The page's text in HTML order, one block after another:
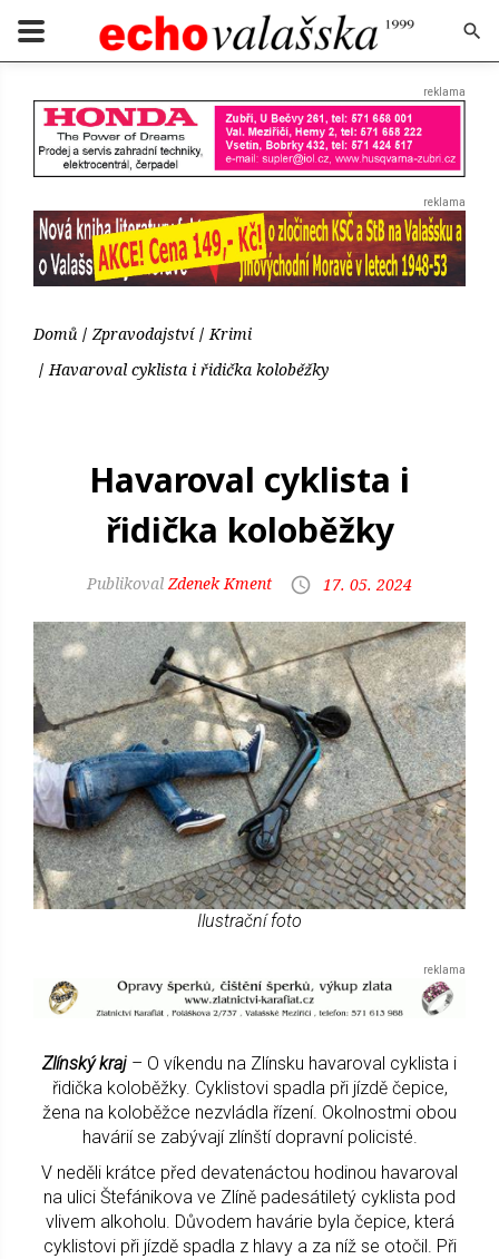
Domů Zpravodajství
Krimi
Havaroval cyklista i řidička koloběžky
Havaroval cyklista i
řidička koloběžky
Zdenek Kment 17. 05. 2024
Ilustrační foto
Zlínský kraj – O víkendu na Zlínsku havaroval cyklista i
řidička koloběžky. Cyklistovi spadla při jízdě čepice,
žena na koloběžce nezvládla řízení. Okolnostmi obou
havárií se zabývají zlínští dopravní policisté.
V neděli krátce před devatenáctou hodinou havaroval
na ulici Štefánikova ve Zlíně padesátiletý cyklista pod
vlivem alkoholu. Důvodem havárie byla čepice, která
cyklistovi při jízdě spadla z hlavy a za níž se otočil. Při